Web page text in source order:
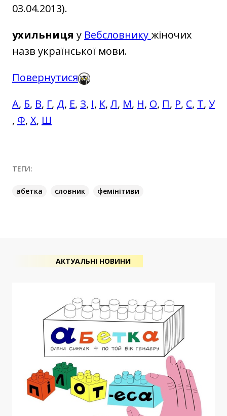
03.04.2013).
ухильниця у Вебсловникужіночих
назв української мови.
Повернутися
А, Б, В, Г, Д, Е, З, І, К,Л, М, Н, О, П, Р, С, Т, У
, Ф, Х, Ш
ТЕГИ:
абетка словник фемінітиви
АКТУАЛЬНІ НОВИНИ